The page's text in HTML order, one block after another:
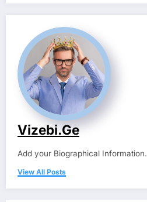
Vizebi.ge
Add your Biographical Information.
View All Posts